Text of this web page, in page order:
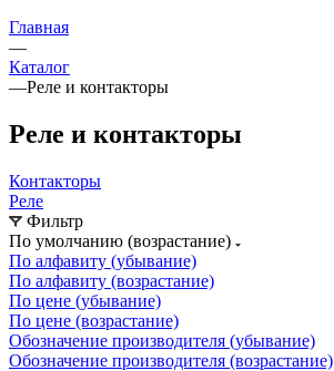
Главная
—
Каталог
—Реле и контакторы
Реле и контакторы
Контакторы
Реле
Фильтр
По умолчанию (возрастание)
По алфавиту (убывание)
По алфавиту (возрастание)
По цене (убывание)
По цене (возрастание)
Обозначение производителя (убывание)
Обозначение производителя (возрастание)